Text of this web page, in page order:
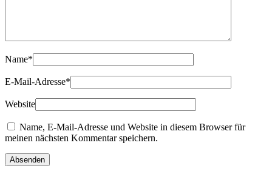
Name*
E-Mail-Adresse*
Website
Name, E-Mail-Adresse und Website in diesem Browser für
meinen nächsten Kommentar speichern.